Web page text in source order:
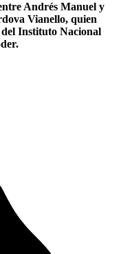
Andrés Manuel y
Vianello, quien
del Instituto Nacional